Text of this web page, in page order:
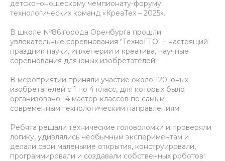
детско-юношескому чемпионату-форуму
технологических команд «КреаТех – 2025».
В школе №86 города Оренбурга прошли
увлекательные соревнования "ТехноГТО" – настоящий
праздник науки, инженерии и креатива, научные
соревнования для юных изобретателей!
В мероприятии приняли участие около 120 юных
изобретателей с 1 по 4 класс, для которых было
организовано 14 мастер-классов по самым
современным технологическим направлениям.
Ребята решали технические головоломки и проверяли
логику, удивлялись необычным экспериментам и
делали свои маленькие открытия, конструировали,
программировали и создавали собственных роботов!